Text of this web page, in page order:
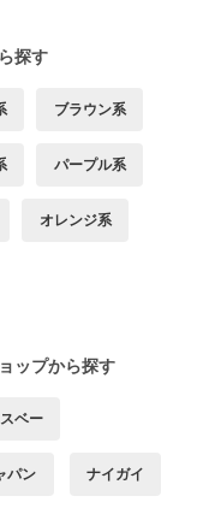
探す
ブラウン系
パープル系
オレンジ系
ップから探す
ベー
パン ナイガイ